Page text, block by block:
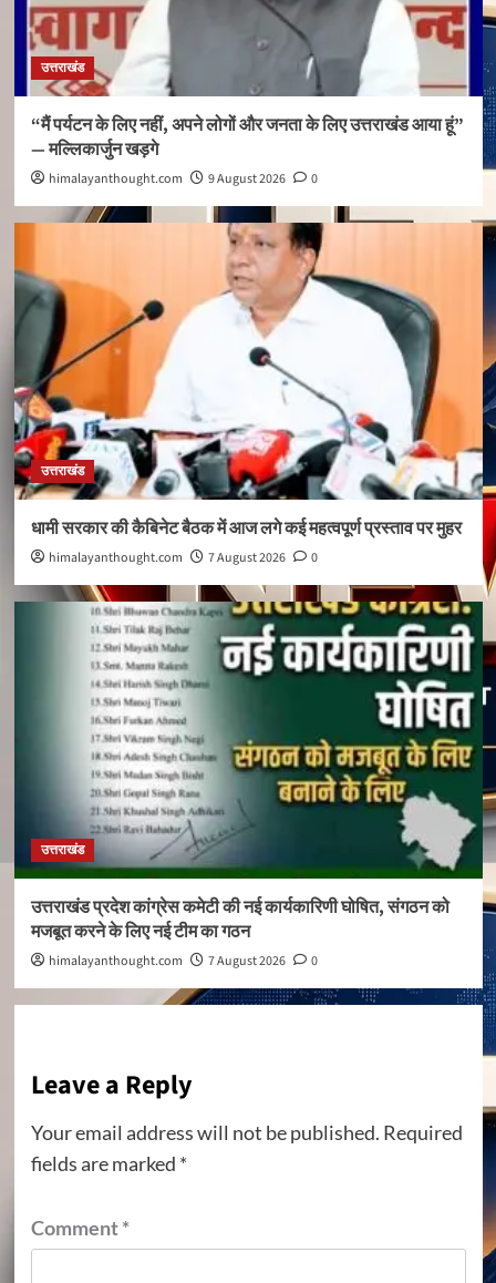
उत्तराखंड
“मैं पर्यटन के लिए नहीं, अपने लोगों और जनता के लिए उत्तराखंड आया हूं”
— मल्लिकार्जुन खड़गे
himalayanthought.com 9 August 2026 0
उत्तराखंड
धामी सरकार की कैबिनेट बैठक में आज लगे कई महत्वपूर्ण प्रस्ताव पर मुहर
himalayanthought.com 7 August 2026 0
उत्तराखंड
उत्तराखंड प्रदेश कांग्रेस कमेटी की नई कार्यकारिणी घोषित, संगठन को
मजबूत करने के लिए नई टीम का गठन
himalayanthought.com 7 August 2026 0
Leave a Reply
Your email address will not be published. Required
fields are marked *
Comment*